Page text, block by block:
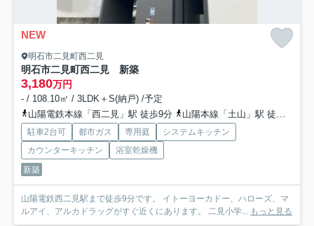
NEW
明石市二見町西二見
明石市二見町西二見 新築
3,180万円
- / 108.10㎡ / 3LDK＋S(納戸) /予定
山陽電鉄本線「西二見」駅 徒歩9分
山陽本線「土山」駅 徒歩31分
駐車2台可 都市ガス 専用庭
システムキッチン
カウンターキッチン
浴室乾燥機
新築
山陽電鉄西二見駅まで徒歩9分です。 イトーヨーカドー、ハローズ、マ
ルアイ、アルカドラッグがすぐ近くにあります。 二見小学... もっと見る